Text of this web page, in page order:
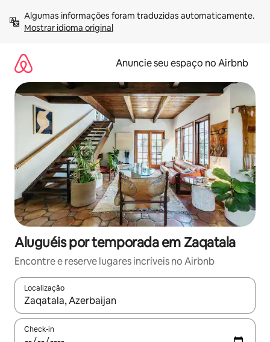
para
Mostrar idioma original
Anuncie seu espaço no Airbnb
Aluguéis por temporada em Zaqatala
Encontre e reserve lugares incríveis no Airbnb
Localização
Quando os resultados estiverem disponíveis, explore-os
Check-in